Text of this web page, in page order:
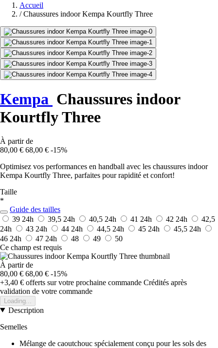
Accueil
/ Chaussures indoor Kempa Kourtfly Three
Kempa Chaussures indoor
Kourtfly Three
À partir de
80,00 € 68,00 € -15%
Optimisez vos performances en handball avec les chaussures indoor
Kempa Kourtfly Three, parfaites pour rapidité et confort!
Taille
*
Guide des tailles
39 24h 39,5 24h 40,5 24h 41 24h 42 24h
42,5
24h
43 24h 44 24h 44,5 24h 45 24h 45,5 24h
46 24h 47 24h 48 49
50
Ce champ est requis
À partir de
80,00 € 68,00 € -15%
+3,40 € offerts sur votre prochaine commande Crédités après
validation de votre commande
Loading...
Description
Semelles
Mélange de caoutchouc spécialement conçu pour les sols des